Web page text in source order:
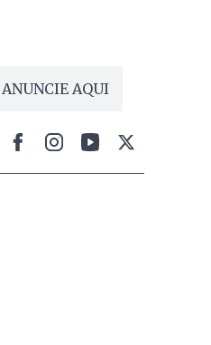
ANUNCIE AQUI